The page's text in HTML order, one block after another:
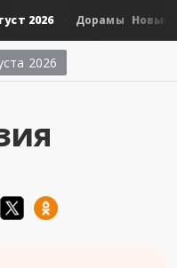
2026 Дорамы Новые
2026